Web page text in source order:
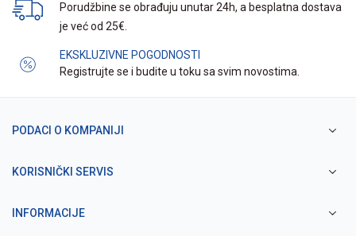
Porudžbine se obrađuju unutar 24h, a besplatna dostava
je već od 25€.
EKSKLUZIVNE POGODNOSTI
Registrujte se i budite u toku sa svim novostima.
PODACI O KOMPANIJI
KORISNIČKI SERVIS
INFORMACIJE